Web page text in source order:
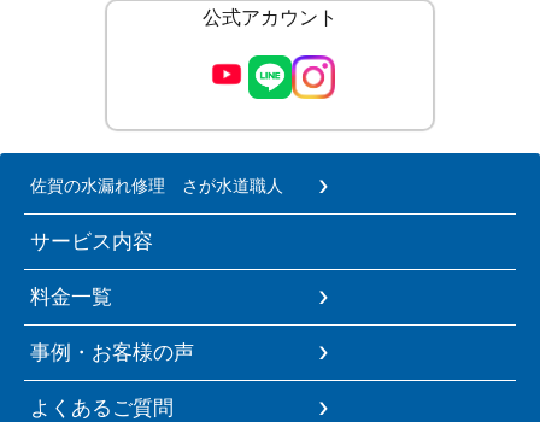
公式アカウント
佐賀の水漏れ修理 さが水道職人
サービス内容
料金一覧
事例・お客様の声
よくあるご質問